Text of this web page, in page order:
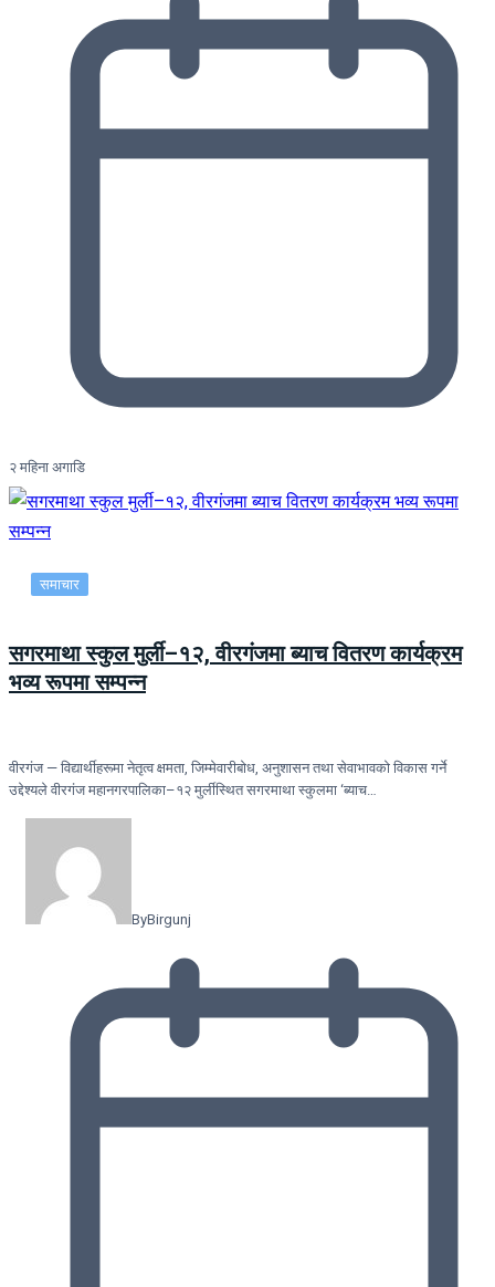
२ महिना अगाडि
समाचार
सगरमाथा स्कुल मुर्ली–१२, वीरगंजमा ब्याच वितरण कार्यक्रम
भव्य रूपमा सम्पन्न
वीरगंज — विद्यार्थीहरूमा नेतृत्व क्षमता, जिम्मेवारीबोध, अनुशासन तथा सेवाभावको विकास गर्ने
उद्देश्यले वीरगंज महानगरपालिका–१२ मुर्लीस्थित सगरमाथा स्कुलमा ‘ब्याच…
ByBirgunj